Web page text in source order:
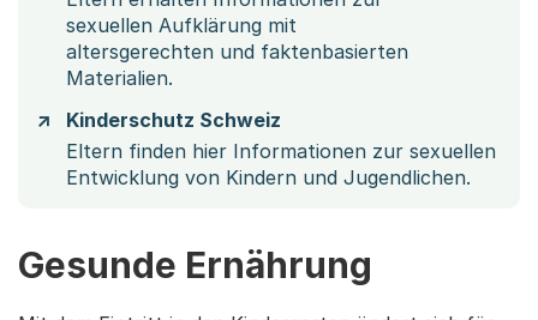
sexuellen Aufklärung mit
altersgerechten und faktenbasierten
Materialien.
Kinderschutz Schweiz
Eltern finden hier Informationen zur sexuellen
Entwicklung von Kindern und Jugendlichen.
Gesunde Ernährung